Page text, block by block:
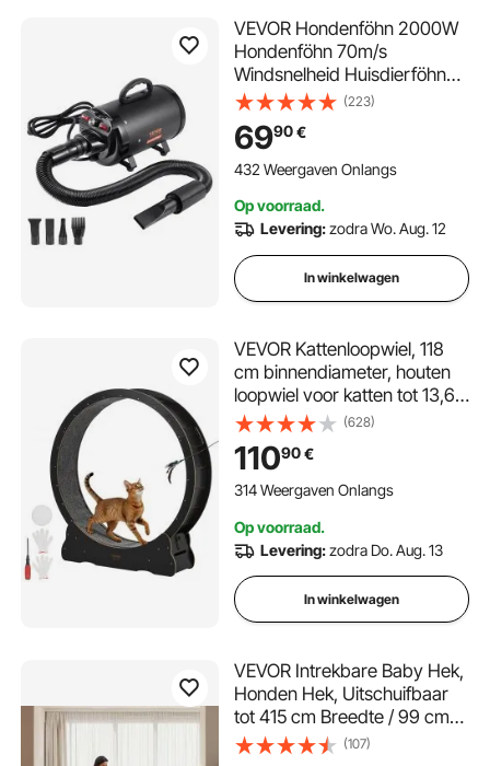
VEVOR Hondenföhn 2000W
Hondenföhn 70m/s
Windsnelheid Huisdierföhn
Hondenverzorgingsföhn
Blower met 4 mondstukken
en elastische slang
Temperatuurbereik 29,4-
(223)
6990€
432 Weergaven Onlangs
Op voorraad.
Levering:zodra Wo. Aug. 12
In winkelwagen
VEVOR Kattenloopwiel, 118
cm binnendiameter, houten
loopwiel voor katten tot 13,6
kg, kattenloopband met
tapijtachtig loopoppervlak en
vergrendelingsmechanisme,
stil speeltje voor
(628)
11090€
314 Weergaven Onlangs
Op voorraad.
Levering:zodra Do. Aug. 13
In winkelwagen
VEVOR Intrekbare Baby Hek,
Honden Hek, Uitschuifbaar
tot 415 cm Breedte / 99 cm
Hoogte, Huisdier Hek met
(107)